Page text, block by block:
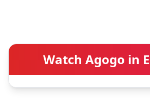
Watch Agogo in